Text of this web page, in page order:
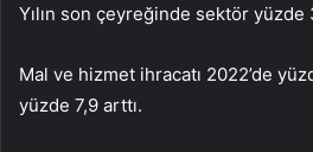
Yılın son çeyreğinde sektör yüzde
Mal ve hizmet ihracatı 2022’de
yüzde 7,9 arttı.